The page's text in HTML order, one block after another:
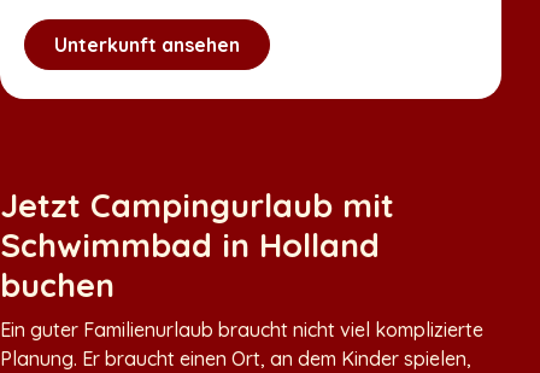
Unterkunft ansehen
Jetzt Campingurlaub mit
Schwimmbad in Holland
buchen
Ein guter Familienurlaub braucht nicht viel komplizierte
Planung. Er braucht einen Ort, an dem Kinder spielen,